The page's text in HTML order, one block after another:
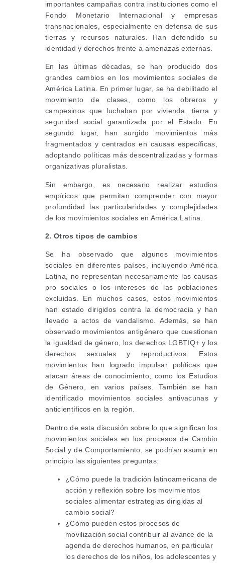
importantes campañas contra instituciones como el
Fondo Monetario Internacional y empresas
transnacionales, especialmente en defensa de sus
tierras y recursos naturales. Han defendido su
identidad y derechos frente a amenazas externas.
En las últimas décadas, se han producido dos
grandes cambios en los movimientos sociales de
América Latina. En primer lugar, se ha debilitado el
movimiento de clases, como los obreros y
campesinos que luchaban por vivienda, tierra y
seguridad social garantizada por el Estado. En
segundo lugar, han surgido movimientos más
fragmentados y centrados en causas específicas,
adoptando políticas más descentralizadas y formas
organizativas pluralistas.
Sin embargo, es necesario realizar estudios
empíricos que permitan comprender con mayor
profundidad las particularidades y complejidades
de los movimientos sociales en América Latina.
2. Otros tipos de cambios
Se ha observado que algunos movimientos
sociales en diferentes países, incluyendo América
Latina, no representan necesariamente las causas
pro sociales o los intereses de las poblaciones
excluidas. En muchos casos, estos movimientos
han estado dirigidos contra la democracia y han
llevado a actos de vandalismo. Además, se han
observado movimientos antigénero que cuestionan
la igualdad de género, los derechos LGBTIQ+ y los
derechos sexuales y reproductivos. Estos
movimientos han logrado impulsar políticas que
atacan áreas de conocimiento, como los Estudios
de Género, en varios países. También se han
identificado movimientos sociales antivacunas y
anticientíficos en la región.
Dentro de esta discusión sobre lo que significan los
movimientos sociales en los procesos de Cambio
Social y de Comportamiento, se podrían asumir en
principio las siguientes preguntas:
¿Cómo puede la tradición latinoamericana de
acción y reflexión sobre los movimientos
sociales alimentar estrategias dirigidas al
cambio social?
¿Cómo pueden estos procesos de
movilización social contribuir al avance de la
agenda de derechos humanos, en particular
los derechos de los niños, los adolescentes y